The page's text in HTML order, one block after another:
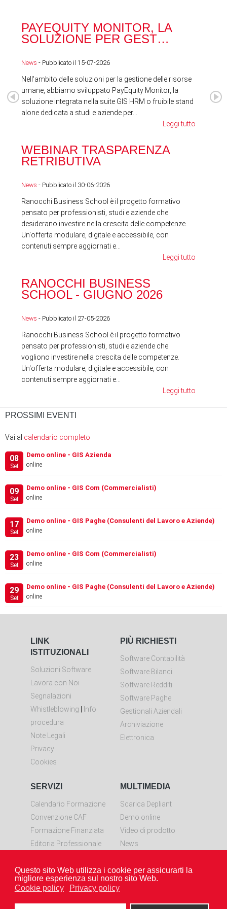
Questo sito Web utilizza i cookie per assicurarti la
migliore esperienza sul nostro sito Web.
Cookie policy
Privacy policy
PAYEQUITY MONITOR, LA
SOLUZIONE PER GEST…
News - Pubblicato il 15-07-2026
Nell'ambito delle soluzioni per la gestione delle risorse
umane, abbiamo sviluppato PayEquity Monitor, la
soluzione integrata nella suite GIS HRM o fruibile stand
alone dedicata a studi e aziende per...
Leggi tutto
WEBINAR TRASPARENZA
RETRIBUTIVA
News - Pubblicato il 30-06-2026
Ranocchi Business School è il progetto formativo
pensato per professionisti, studi e aziende che
desiderano investire nella crescita delle competenze.
Un'offerta modulare, digitale e accessibile, con
contenuti sempre aggiornati e...
Leggi tutto
RANOCCHI BUSINESS
SCHOOL - GIUGNO 2026
News - Pubblicato il 27-05-2026
Ranocchi Business School è il progetto formativo
pensato per professionisti, studi e aziende che
vogliono investire nella crescita delle competenze.
Un'offerta modulare, digitale e accessibile, con
contenuti sempre aggiornati e...
Leggi tutto
PROSSIMI EVENTI
Vai al calendario completo
08
Set
Demo online - GIS Azienda
online
09
Set
Demo online - GIS Com (Commercialisti)
online
17
Set
Demo online - GIS Paghe (Consulenti del Lavoro e Aziende)
online
23
Set
Demo online - GIS Com (Commercialisti)
online
29
Set
Demo online - GIS Paghe (Consulenti del Lavoro e Aziende)
online
LINK
ISTITUZIONALI
Soluzioni Software
Lavora con Noi
Segnalazioni
Whistleblowing | Info
procedura
Note Legali
Privacy
Cookies
PIÙ RICHIESTI
Software Contabilità
Software Bilanci
Software Redditi
Software Paghe
Gestionali Aziendali
Archiviazione
Elettronica
SERVIZI
Calendario Formazione
Convenzione CAF
Formazione Finanziata
Editoria Professionale
Scarica LiveResolve per
Windows
MULTIMEDIA
Scarica Depliant
Demo online
Video di prodotto
News